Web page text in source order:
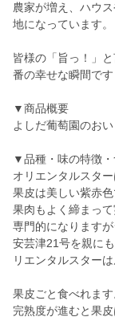
農家が増え、ハウ
地になっています。
皆様の「旨っ！」
番の幸せな瞬間です
▼商品概要
よしだ葡萄園のお
▼品種・味の特徴
オリエンタルスタ
果皮は美しい紫赤
果肉もよく締まって
専門的になります
安芸津21号を親に
リエンタルスター
果皮ごと食べれま
完熟度が進むと果皮